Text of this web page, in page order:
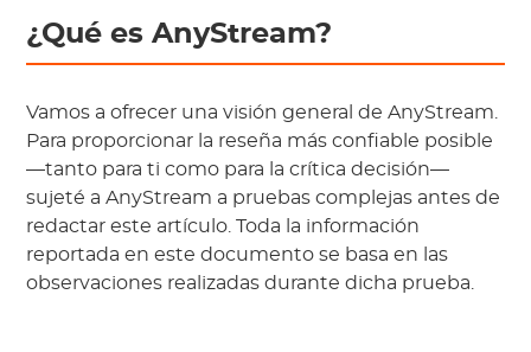
¿Qué es AnyStream?
Vamos a ofrecer una visión general de AnyStream.
Para proporcionar la reseña más confiable posible
—tanto para ti como para la crítica decisión—
sujeté a AnyStream a pruebas complejas antes de
redactar este artículo. Toda la información
reportada en este documento se basa en las
observaciones realizadas durante dicha prueba.